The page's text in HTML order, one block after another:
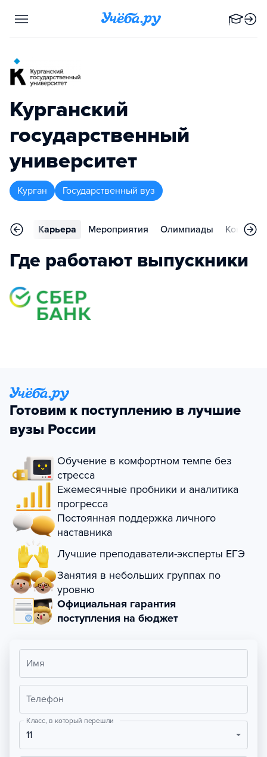
Курганский
государственный
университет
Курган Государственный вуз
Карьера Мероприятия Олимпиады Контакты
Где работают выпускники
Готовим к поступлению в лучшие
вузы России
Обучение в комфортном темпе без
стресса
Ежемесячные пробники и аналитика
прогресса
Постоянная поддержка личного
наставника
Лучшие преподаватели-эксперты ЕГЭ
Занятия в небольших группах по
уровню
Официальная гарантия
поступления на бюджет
Имя
Телефон
Класс, в который перешли
11